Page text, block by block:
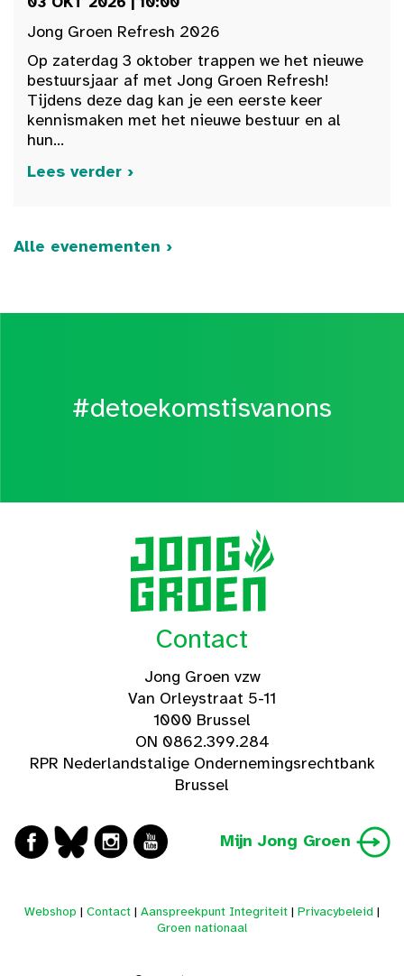
Jong Groen Refresh 2026
Op zaterdag 3 oktober trappen we het nieuwe
bestuursjaar af met Jong Groen Refresh!
Tijdens deze dag kan je een eerste keer
kennismaken met het nieuwe bestuur en al
hun...
Lees verder ›
Alle evenementen ›
#detoekomstisvanons
Contact
Jong Groen vzw
Van Orleystraat 5-11
1000 Brussel
ON 0862.399.284
RPR Nederlandstalige Ondernemingsrechtbank
Brussel
Mijn Jong Groen
Webshop | Contact | Aanspreekpunt Integriteit | Privacybeleid |
Groen nationaal